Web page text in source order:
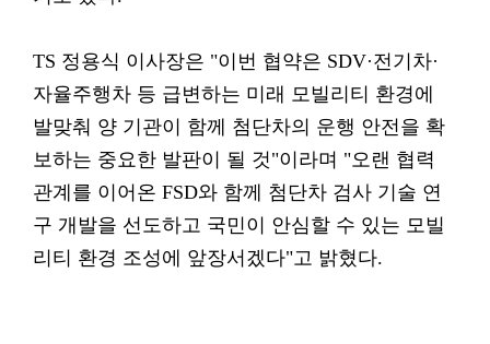
TS 정용식 이사장은 "이번 협약은 SDV·전기차·
자율주행차 등 급변하는 미래 모빌리티 환경에
발맞춰 양 기관이 함께 첨단차의 운행 안전을 확
보하는 중요한 발판이 될 것"이라며 "오랜 협력
관계를 이어온 FSD와 함께 첨단차 검사 기술 연
구 개발을 선도하고 국민이 안심할 수 있는 모빌
리티 환경 조성에 앞장서겠다"고 밝혔다.